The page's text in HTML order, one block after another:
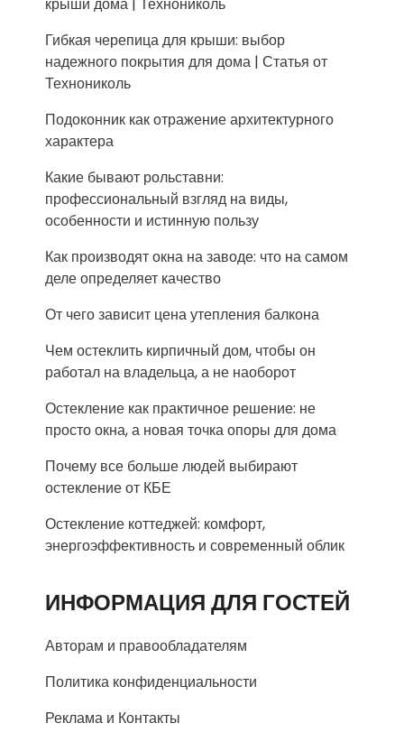
Гибкая черепица для крыши: выбор
надежного покрытия для дома | Статья от
Технониколь
Подоконник как отражение архитектурного
характера
Какие бывают рольставни:
профессиональный взгляд на виды,
особенности и истинную пользу
Как производят окна на заводе: что на самом
деле определяет качество
От чего зависит цена утепления балкона
Чем остеклить кирпичный дом, чтобы он
работал на владельца, а не наоборот
Остекление как практичное решение: не
просто окна, а новая точка опоры для дома
Почему все больше людей выбирают
остекление от КБЕ
Остекление коттеджей: комфорт,
энергоэффективность и современный облик
ИНФОРМАЦИЯ ДЛЯ ГОСТЕЙ
Авторам и правообладателям
Политика конфиденциальности
Реклама и Контакты